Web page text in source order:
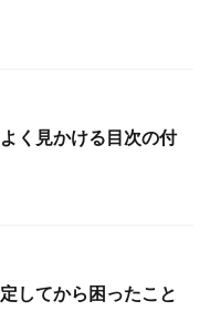
く見かける目次の付
してから困ったこと